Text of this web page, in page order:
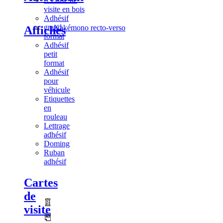
visite en bois
Affiches
Adhésif
grand
format
Adhésif
petit
format
Adhésif
pour
véhicule
Etiquettes
en
rouleau
Lettrage
adhésif
Doming
Ruban
adhésif
Cartes
de
visite
Kakémono recto-verso